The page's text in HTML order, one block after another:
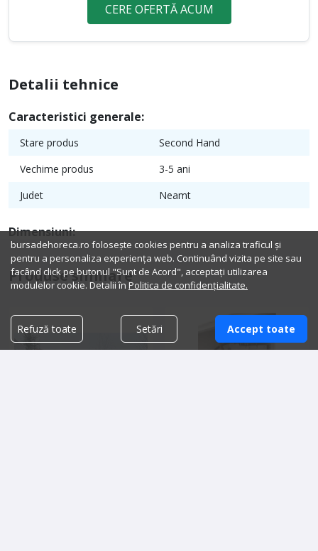
CERE OFERTĂ ACUM
Detalii tehnice
Caracteristici generale:
Stare produs
Second Hand
Vechime produs
3-5 ani
Judet
Neamt
Dimensiuni:
Produse similare
bursadehoreca.ro folosește cookies pentru a analiza traficul și
pentru a personaliza experiența web. Continuând vizita pe site sau
facând click pe butonul "Sunt de Acord", acceptați utilizarea
modulelor cookie. Detalii în Politica de confidențialitate.
Refuză toate Setări Accept toate